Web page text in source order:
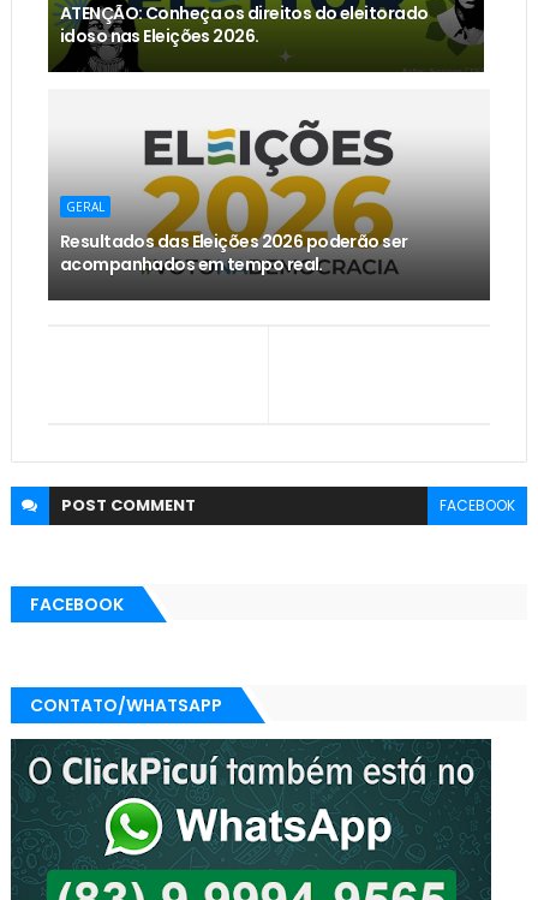
ATENÇÃO: Conheça os direitos do eleitorado
idoso nas Eleições 2026.
GERAL
Resultados das Eleições 2026 poderão ser
acompanhados em tempo real.
POST COMMENT FACEBOOK
FACEBOOK
CONTATO/WHATSAPP